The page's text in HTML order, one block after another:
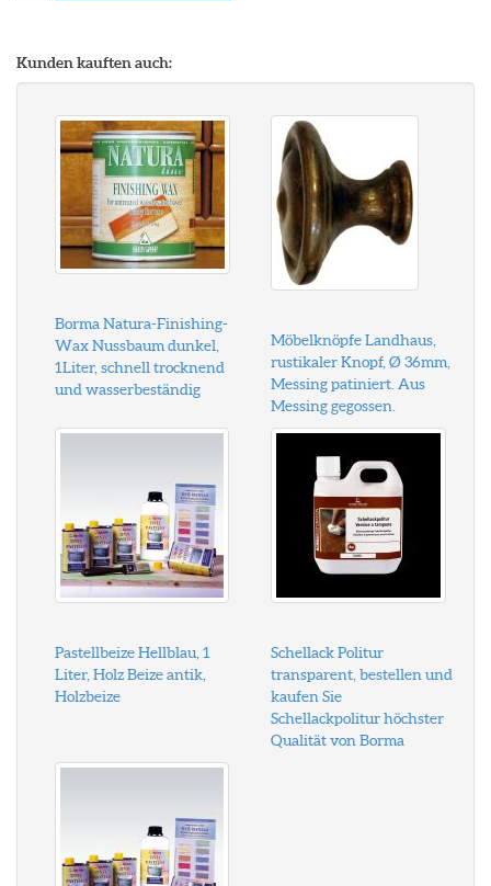
Kunden kauften auch:
Borma Natura-Finishing-
Wax Nussbaum dunkel,
1Liter, schnell trocknend
und wasserbeständig
Möbelknöpfe Landhaus,
rustikaler Knopf, Ø 36mm,
Messing patiniert. Aus
Messing gegossen.
Pastellbeize Hellblau, 1
Liter, Holz Beize antik,
Holzbeize
Schellack Politur
transparent, bestellen und
kaufen Sie
Schellackpolitur höchster
Qualität von Borma